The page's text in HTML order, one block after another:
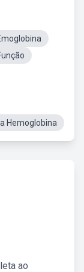
Hemoglobina
ao